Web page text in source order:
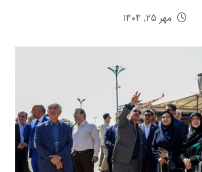
مهر ۲۵, ۱۴۰۴